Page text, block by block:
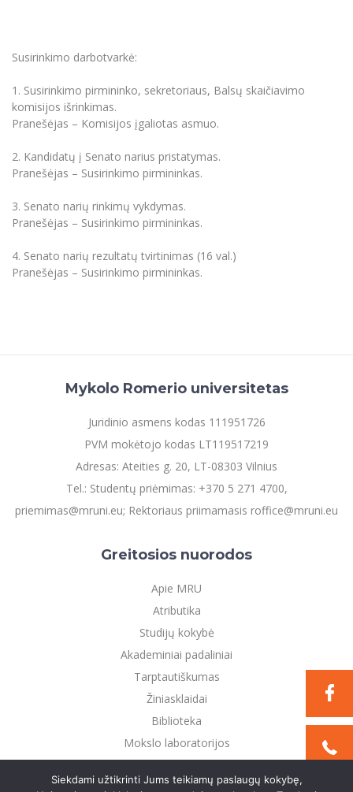
Susirinkimo darbotvarkė:
1. Susirinkimo pirmininko, sekretoriaus, Balsų skaičiavimo
komisijos išrinkimas.
Pranešėjas – Komisijos įgaliotas asmuo.
2. Kandidatų į Senato narius pristatymas.
Pranešėjas – Susirinkimo pirmininkas.
3. Senato narių rinkimų vykdymas.
Pranešėjas – Susirinkimo pirmininkas.
4. Senato narių rezultatų tvirtinimas (16 val.)
Pranešėjas – Susirinkimo pirmininkas.
Mykolo Romerio universitetas
Juridinio asmens kodas 111951726
PVM mokėtojo kodas LT119517219
Adresas: Ateities g. 20, LT-08303 Vilnius
Tel.: Studentų priėmimas: +370 5 271 4700,
priemimas@mruni.eu; Rektoriaus priimamasis roffice@mruni.eu
Greitosios nuorodos
Apie MRU
Atributika
Studijų kokybė
Akademiniai padaliniai
Tarptautiškumas
Žiniasklaidai
Biblioteka
Mokslo laboratorijos
Privatumo politika
Siekdami užtikrinti Jums teikiamų paslaugų kokybę,